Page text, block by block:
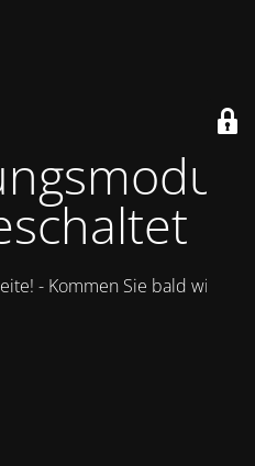
- Kommen Sie bald wieder.